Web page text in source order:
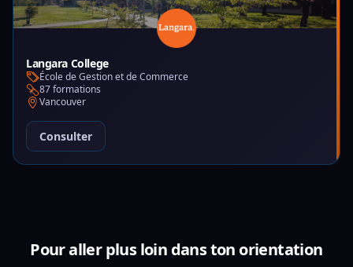
Langara College
École de Gestion et de Commerce
87 formations
Vancouver
Consulter
Pour aller plus loin dans ton orientation